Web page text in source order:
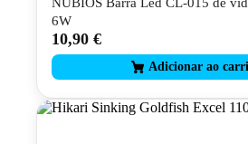
NUBIOS Barra Led CL-015 de
6W
10,90 €